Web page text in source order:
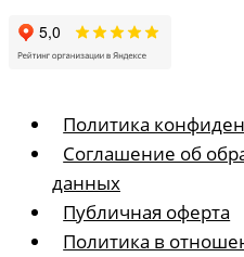
Политика
Соглашение об
данных
Публичная оферта
Политика в